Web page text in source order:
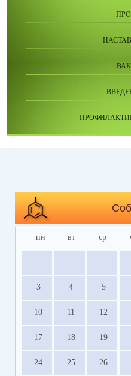
пн вт ср
3 4 5
10 11 12
17 18 19
24 25 26